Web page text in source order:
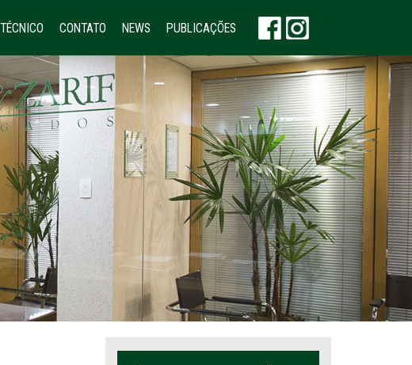
CONTATO NEWS PUBLICAÇÕES